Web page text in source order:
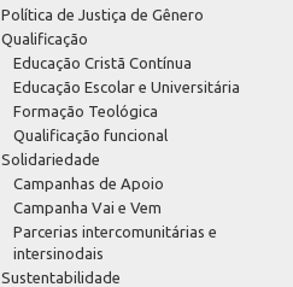
Política de Justiça de Gênero
Qualificação
Educação Cristã Contínua
Educação Escolar e Universitária
Formação Teológica
Qualificação funcional
Solidariedade
Campanhas de Apoio
Campanha Vai e Vem
Parcerias intercomunitárias e
intersinodais
Sustentabilidade